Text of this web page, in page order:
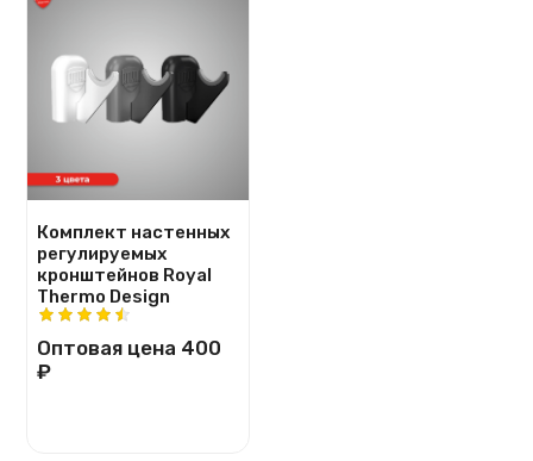
Комплект настенных
регулируемых
кронштейнов Royal
Thermo Design
Оптовая цена 400
₽